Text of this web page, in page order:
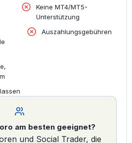
Keine MT4/MT5-
Unterstützung
Auszahlungsgebühren
am besten geeignet?
und Social Trader, die